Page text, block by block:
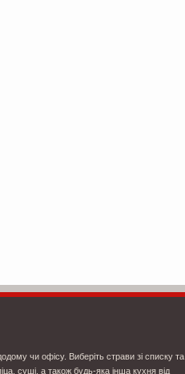
чи офісу. Виберіть страви зі списку та
суші, а також будь-яка інша кухня від